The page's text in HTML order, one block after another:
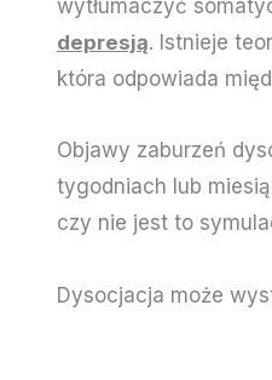
wytłumaczyć
depresją. Istnieje
która odpowiada
Objawy zaburzeń
tygodniach lub
czy nie jest to
Dysocjacja może